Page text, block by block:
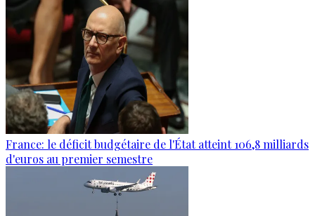
France: le déficit budgétaire de l'État atteint 106,8 milliards
d'euros au premier semestre